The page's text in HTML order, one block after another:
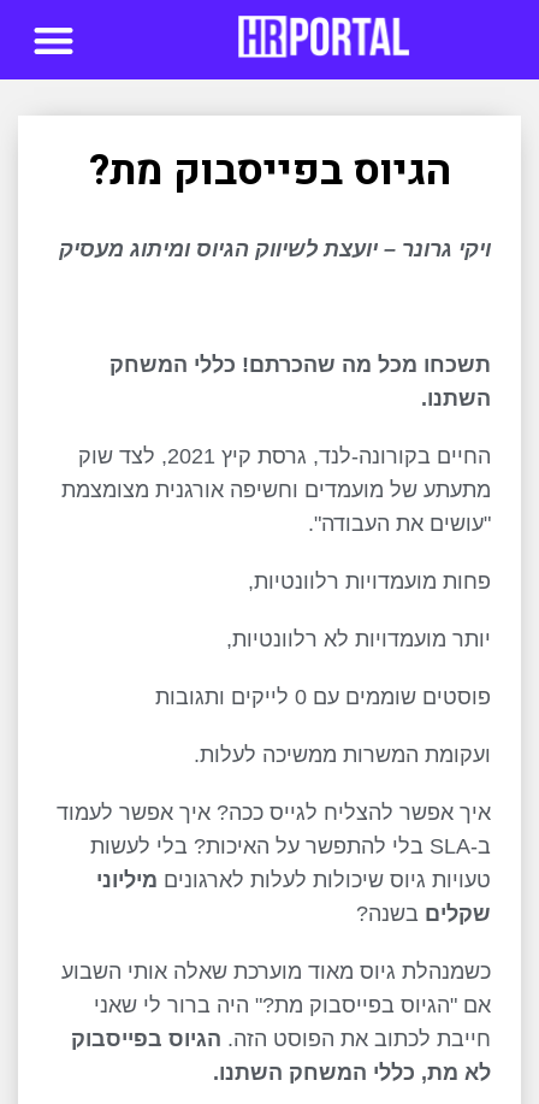
הגיוס בפייסבוק מת?
ויקי גרונר – יועצת לשיווק הגיוס ומיתוג מעסיק
תשכחו מכל מה שהכרתם! כללי המשחק
השתנו.
החיים בקורונה-לנד, גרסת קיץ 2021, לצד שוק
מתעתע של מועמדים וחשיפה אורגנית מצומצמת
"עושים את העבודה".
פחות מועמדויות רלוונטיות,
יותר מועמדויות לא רלוונטיות,
פוסטים שוממים עם 0 לייקים ותגובות
ועקומת המשרות ממשיכה לעלות.
איך אפשר להצליח לגייס ככה? איך אפשר לעמוד
ב-SLA בלי להתפשר על האיכות? בלי לעשות
טעויות גיוס שיכולות לעלות לארגונים מיליוני
שקלים בשנה?
כשמנהלת גיוס מאוד מוערכת שאלה אותי השבוע
אם "הגיוס בפייסבוק מת?" היה ברור לי שאני
חייבת לכתוב את הפוסט הזה. הגיוס בפייסבוק
לא מת, כללי המשחק השתנו.